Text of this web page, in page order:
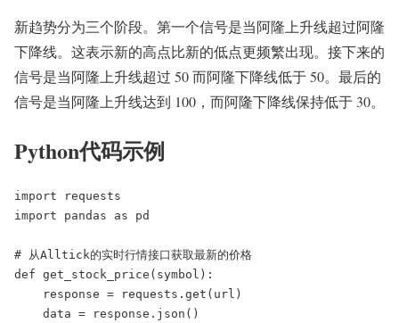
新趋势分为三个阶段。第一个信号是当阿隆上升线超过阿隆
下降线。这表示新的高点比新的低点更频繁出现。接下来的
信号是当阿隆上升线超过 50 而阿隆下降线低于 50。最后的
信号是当阿隆上升线达到 100，而阿隆下降线保持低于 30。
Python代码示例
import requests
import pandas as pd
# 从Alltick的实时行情接口获取最新的价格
def get_stock_price(symbol):